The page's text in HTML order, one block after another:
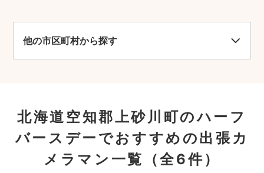
他の市区町村から探す
北海道空知郡上砂川町のハーフ
バースデーでおすすめの出張カ
メラマン一覧
（全6件）